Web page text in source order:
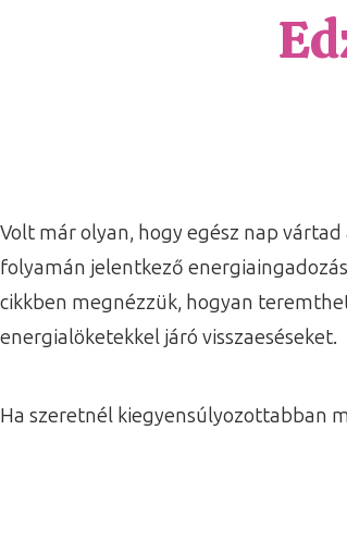
Volt már olyan, hogy egész nap
folyamán jelentkező
cikkben megnézzük, hogyan
energialöketekkel járó visszaeséseket.
Ha szeretnél kiegyensúlyozottabban